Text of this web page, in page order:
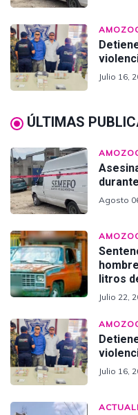
Julio 16,
ÚLTIMAS
Agosto
litros
Julio 22,
Julio 16,